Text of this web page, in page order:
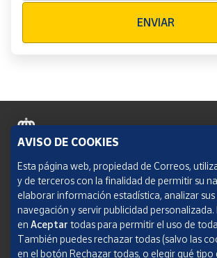
ENVIAR
Política de cookies
Aviso legal
Condiciones del servicio
Política de Privacidad Web
AVISO DE COOKIES
Esta página web, propiedad de Correos,
y de terceros con la finalidad de permitir su
elaborar información estadística, analizar
navegación y servir publicidad personalizada.
en Aceptar todas para permitir el uso de
También puedes rechazar todas (salvo las
en el botón Rechazar todas, o elegir qué tipo